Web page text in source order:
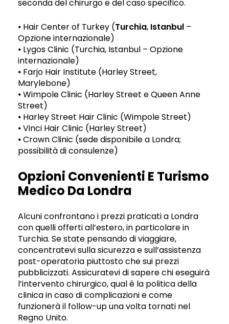
seconda del chirurgo e del caso specifico.
⦁ Hair Center of Turkey (Turchia, Istanbul –
Opzione internazionale)
⦁ Lygos Clinic (Turchia, Istanbul – Opzione
internazionale)
⦁ Farjo Hair Institute (Harley Street,
Marylebone)
⦁ Wimpole Clinic (Harley Street e Queen Anne
Street)
⦁ Harley Street Hair Clinic (Wimpole Street)
⦁ Vinci Hair Clinic (Harley Street)
⦁ Crown Clinic (sede disponibile a Londra;
possibilità di consulenze)
Opzioni Convenienti E Turismo
Medico Da Londra
Alcuni confrontano i prezzi praticati a Londra
con quelli offerti all’estero, in particolare in
Turchia. Se state pensando di viaggiare,
concentratevi sulla sicurezza e sull’assistenza
post-operatoria piuttosto che sui prezzi
pubblicizzati. Assicuratevi di sapere chi eseguirà
l’intervento chirurgico, qual è la politica della
clinica in caso di complicazioni e come
funzionerà il follow-up una volta tornati nel
Regno Unito.